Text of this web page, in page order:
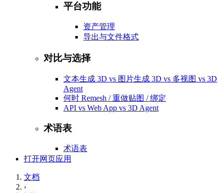
平台功能
资产管理
导出与文件格式
对比与选择
文本生成 3D vs 图片生成 3D vs 多视图 vs 3D
Agent
何时 Remesh / 重做贴图 / 绑定
API vs Web App vs 3D Agent
术语表
术语表
打开网页应用
文档
›